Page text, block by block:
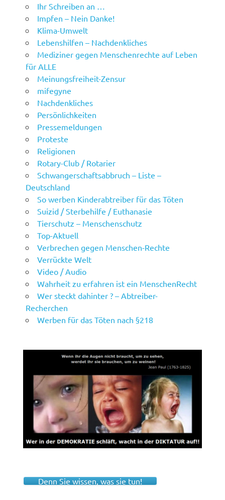
Ihr Schreiben an …
Impfen – Nein Danke!
Klima-Umwelt
Lebenshilfen – Nachdenkliches
Mediziner gegen Menschenrechte auf Leben
für ALLE
Meinungsfreiheit-Zensur
mifegyne
Nachdenkliches
Persönlichkeiten
Pressemeldungen
Proteste
Religionen
Rotary-Club / Rotarier
Schwangerschaftsabbruch – Liste –
Deutschland
So werben Kinderabtreiber für das Töten
Suizid / Sterbehilfe / Euthanasie
Tierschutz – Menschenschutz
Top-Aktuell
Verbrechen gegen Menschen-Rechte
Verrückte Welt
Video / Audio
Wahrheit zu erfahren ist ein MenschenRecht
Wer steckt dahinter ? – Abtreiber-
Recherchen
Werben für das Töten nach §218
Denn Sie wissen, was sie tun!